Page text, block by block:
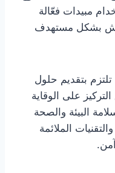
مبيدات فعّالة
بشكل مستهدف
بتقديم حلول
على الوقاية
البيئة والصحة
الملائمة